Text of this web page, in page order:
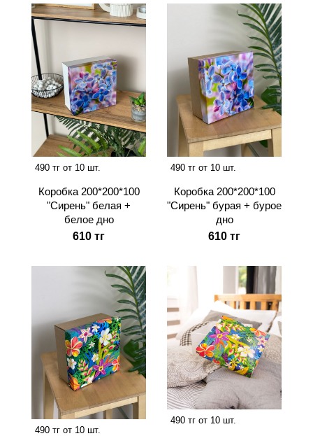
490 тг от 10 шт.
Коробка 200*200*100
"Сирень" белая +
белое дно
610 тг
490 тг от 10 шт.
Коробка 200*200*100
"Сирень" бурая + бурое
дно
610 тг
490 тг от 10 шт.
490 тг от 10 шт.